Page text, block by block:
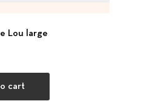
Lou large
cart